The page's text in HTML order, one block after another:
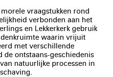
vraagstukken rond
verbonden aan het
en Lekkerkerk gebruik
waarin vrijuit
met verschillende
de ontstaans-geschiedenis
natuurlijke processen in